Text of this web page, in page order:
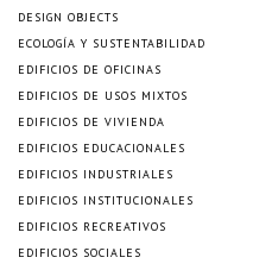
DESIGN OBJECTS
ECOLOGÍA Y SUSTENTABILIDAD
EDIFICIOS DE OFICINAS
EDIFICIOS DE USOS MIXTOS
EDIFICIOS DE VIVIENDA
EDIFICIOS EDUCACIONALES
EDIFICIOS INDUSTRIALES
EDIFICIOS INSTITUCIONALES
EDIFICIOS RECREATIVOS
EDIFICIOS SOCIALES